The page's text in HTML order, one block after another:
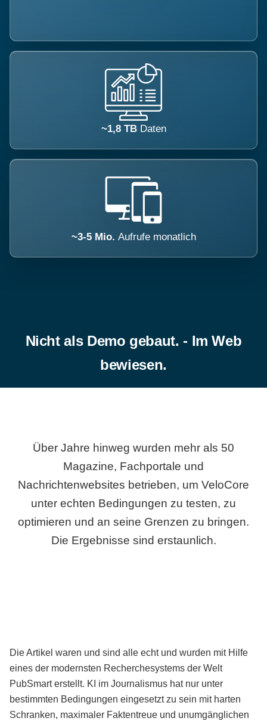
~1,8 TB Daten
~3-5 Mio. Aufrufe monatlich
Nicht als Demo gebaut. - Im Web
bewiesen.
Über Jahre hinweg wurden mehr als 50
Magazine, Fachportale und
Nachrichtenwebsites betrieben, um VeloCore
unter echten Bedingungen zu testen, zu
optimieren und an seine Grenzen zu bringen.
Die Ergebnisse sind erstaunlich.
Die Artikel waren und sind alle echt und wurden mit Hilfe
eines der modernsten Recherchesystems der Welt
PubSmart erstellt. KI im Journalismus hat nur unter
bestimmten Bedingungen eingesetzt zu sein mit harten
Schranken, maximaler Faktentreue und unumgänglichen